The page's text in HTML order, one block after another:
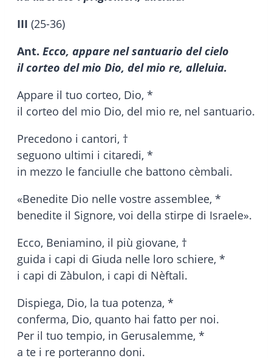
III (25-36)
Ant. Ecco, appare nel santuario del cielo
il corteo del mio Dio, del mio re, alleluia.
Appare il tuo corteo, Dio, *
il corteo del mio Dio, del mio re, nel santuario.
Precedono i cantori, †
seguono ultimi i citaredi, *
in mezzo le fanciulle che battono cèmbali.
«Benedite Dio nelle vostre assemblee, *
benedite il Signore, voi della stirpe di Israele».
Ecco, Beniamino, il più giovane, †
guida i capi di Giuda nelle loro schiere, *
i capi di Zàbulon, i capi di Nèftali.
Dispiega, Dio, la tua potenza, *
conferma, Dio, quanto hai fatto per noi.
Per il tuo tempio, in Gerusalemme, *
a te i re porteranno doni.